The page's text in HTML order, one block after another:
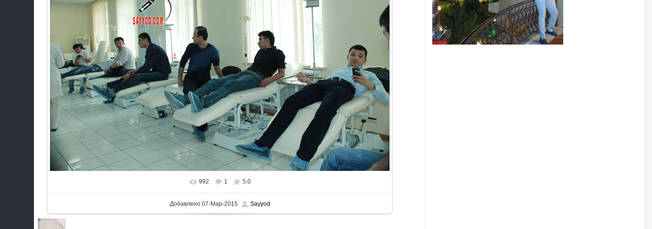
992 1 5.0
Добавлено07-Мар-2015 Sayyod